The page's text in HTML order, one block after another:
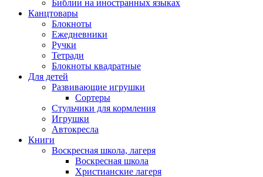
Библии на иностранных языках
Канцтовары
Блокноты
Ежедневники
Ручки
Тетради
Блокноты квадратные
Для детей
Развивающие игрушки
Сортеры
Стульчики для кормления
Игрушки
Автокресла
Книги
Воскресная школа, лагеря
Воскресная школа
Христианские лагеря